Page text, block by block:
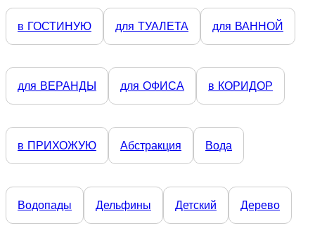
в ГОСТИНУЮ для ТУАЛЕТА для ВАННОЙ
для ВЕРАНДЫ для ОФИСА в КОРИДОР
в ПРИХОЖУЮ Абстракция Вода
Водопады Дельфины Детский Дерево